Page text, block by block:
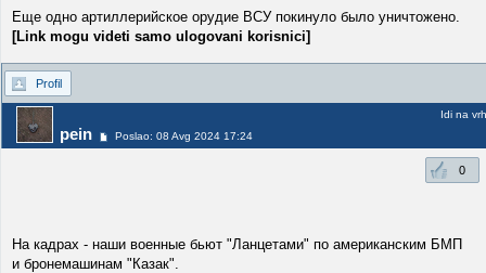
Еще одно артиллерийское орудие ВСУ покинуло было уничтожено.
[Link mogu videti samo ulogovani korisnici]
Profil
pein Poslao: 08 Avg 2024 17:24
Idi na vrh
0
На кадрах - наши военные бьют "Ланцетами" по американским БМП
и бронемашинам "Казак".